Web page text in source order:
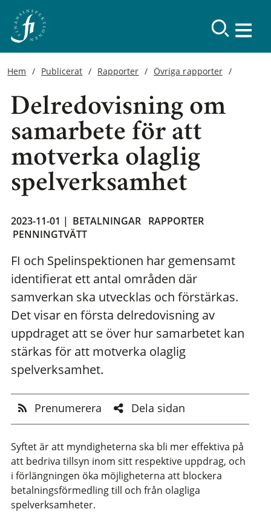
Hem Publicerat Rapporter Övriga rapporter
Delredovisning om
samarbete för att
motverka olaglig
spelverksamhet
2023-11-01 | BETALNINGAR RAPPORTER
PENNINGTVÄTT
FI och Spelinspektionen har gemensamt
identifierat ett antal områden där
samverkan ska utvecklas och förstärkas.
Det visar en första delredovisning av
uppdraget att se över hur samarbetet kan
stärkas för att motverka olaglig
spelverksamhet.
Prenumerera Dela sidan
Syftet är att myndigheterna ska bli mer effektiva på
att bedriva tillsyn inom sitt respektive uppdrag, och
i förlängningen öka möjligheterna att blockera
betalningsförmedling till och från olagliga
spelverksamheter.